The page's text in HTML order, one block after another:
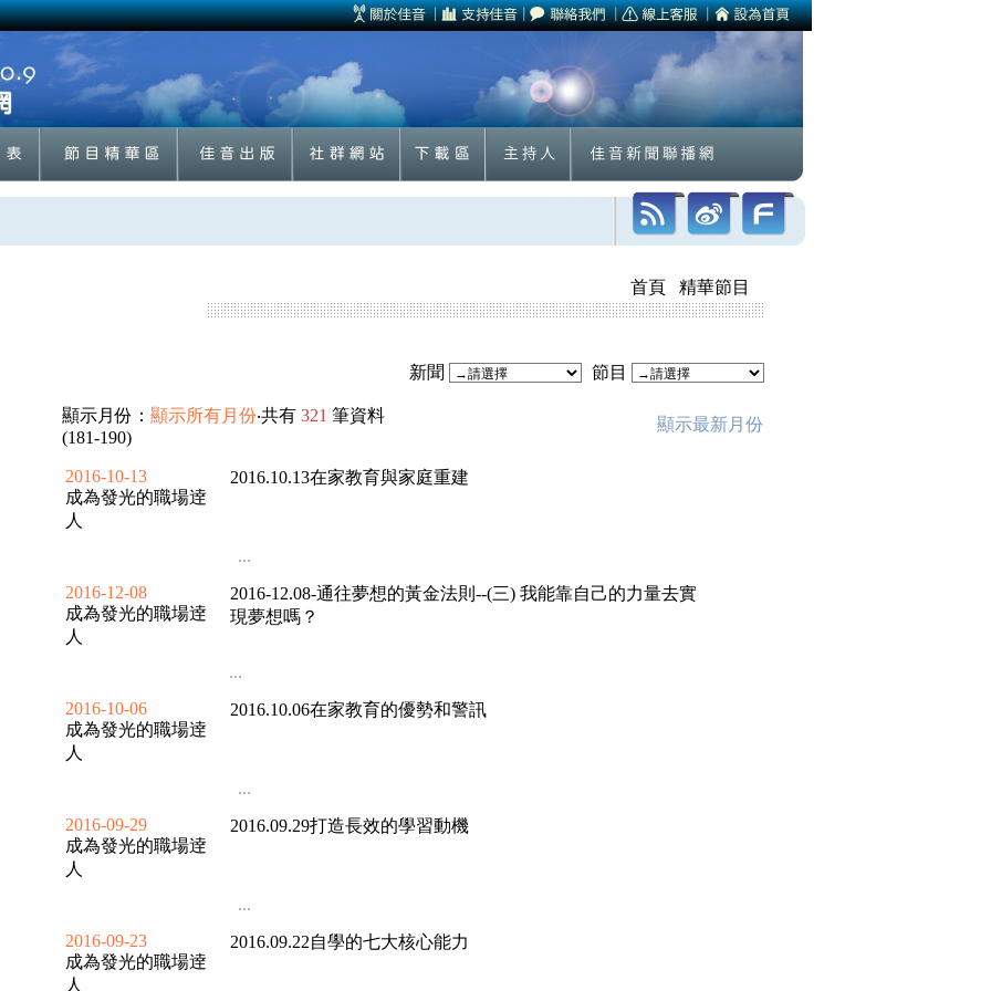
首頁 精華節目
新聞 節目
顯示月份： 顯示所有月份‧共有 321 筆資料
(181-190)
顯示最新月份
2016-10-13
成為發光的職場逹
人
2016.10.13在家教育與家庭重建
...
2016-12-08
成為發光的職場逹
人
2016-12.08-通往夢想的黃金法則--(三) 我能靠自己的力量去實
現夢想嗎？
...
2016-10-06
成為發光的職場逹
人
2016.10.06在家教育的優勢和警訊
...
2016-09-29
成為發光的職場逹
人
2016.09.29打造長效的學習動機
...
2016-09-23
成為發光的職場逹
人
2016.09.22自學的七大核心能力